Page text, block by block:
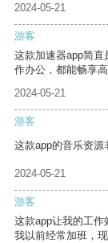
2024-05-21
游客
这款加速器app简
作办公，都能畅享
2024-05-21
游客
这款app的音乐资源
2024-05-21
游客
这款app让我的工作
我以前经常加班，